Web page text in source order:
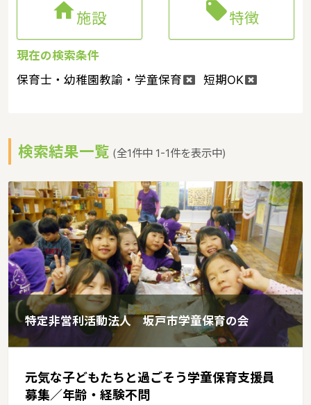
施設 特徴
現在の検索条件
保育士・幼稚園教諭・学童保育
短期OK
検索結果一覧 (全1件中 1-1件を表示中)
特定非営利活動法人 坂戸市学童保育の会
元気な子どもたちと過ごそう学童保育支援員
募集／年齢・経験不問